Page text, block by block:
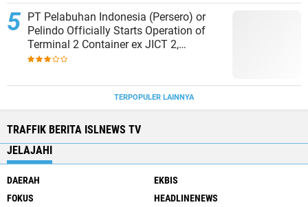
PT Pelabuhan Indonesia (Persero) or
Pelindo Officially Starts Operation of
Terminal 2 Container ex JICT 2,
Strengthening Productivity of Tanjung
TERPOPULER LAINNYA
TRAFFIK BERITA ISLNEWS TV
JELAJAHI
DAERAH
EKBIS
FOKUS
HEADLINENEWS